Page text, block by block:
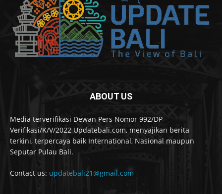
ABOUT US
Media terverifikasi Dewan Pers Nomor 992/DP-
Verifikasi/K/V/2022 Updatebali.com, menyajikan berita
terkini, terpercaya baik International, Nasional maupun
Seputar Pulau Bali.
Contact us: updatebali21@gmail.com